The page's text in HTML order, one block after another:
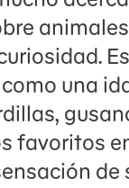
una
favoritos